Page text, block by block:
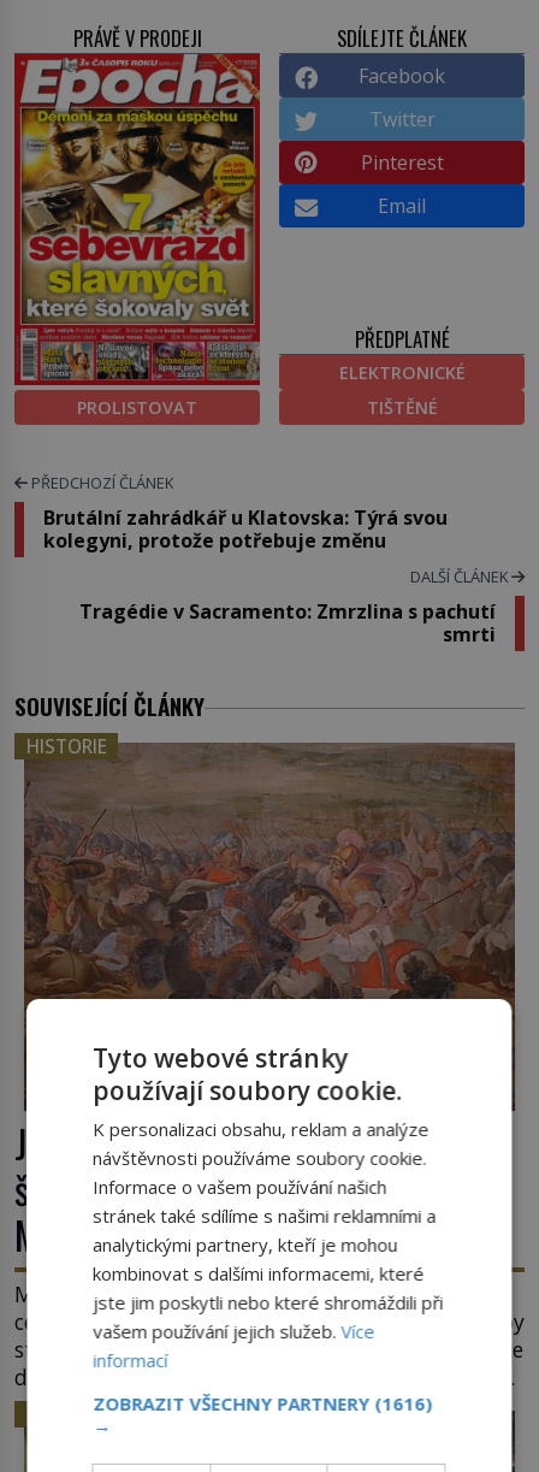
PRÁVĚ V PRODEJI
PROLISTOVAT
SDÍLEJTE ČLÁNEK
Facebook
Twitter
Pinterest
Email
PŘEDPLATNÉ
ELEKTRONICKÉ
TIŠTĚNÉ
PŘEDCHOZÍ ČLÁNEK
Brutální zahrádkář u Klatovska: Týrá svou
kolegyni, protože potřebuje změnu
DALŠÍ ČLÁNEK
Tragédie v Sacramento: Zmrzlina s pachutí
smrti
SOUVISEJÍCÍ ČLÁNKY
HISTORIE
Jaroslav ze Šternberka: Neexistující
šlechtic, který z Moravy vyžene
Mongoly
Mongolové se tlačí do Evropy a hrozí, že ovládnou
celý svět. Ale naštěstí jim v samotném srdci Evropy
stojí v cestě malé, ale silné království, které dokáže
dobyvatelské hordy zastavit. Co nedokáže žádná
z asijských říší, co nedokážou Němci – to dokáže
český král. Nebo že by ne? Mongolové od roku 1223
postupují podél Kaspického a Azovského moře, […]
HISTORIE
Tyto webové stránky
používají soubory cookie.
K personalizaci obsahu, reklam a analýze
návštěvnosti používáme soubory cookie.
Informace o vašem používání našich
stránek také sdílíme s našimi reklamními a
analytickými partnery, kteří je mohou
kombinovat s dalšími informacemi, které
jste jim poskytli nebo které shromáždili při
vašem používání jejich služeb.Více
informací
ZOBRAZIT VŠECHNY PARTNERY (1616)
→